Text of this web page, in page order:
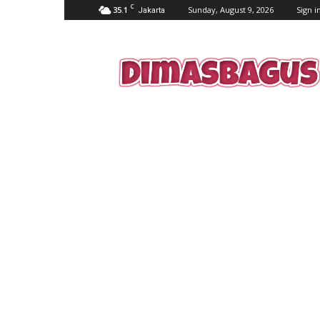
35.1 C Jakarta Sunday, August 9, 2026 Sign